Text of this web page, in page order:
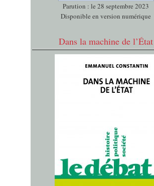
Parution : le 28 septembre 2023
Disponible en version numérique
Dans la machine de l’État